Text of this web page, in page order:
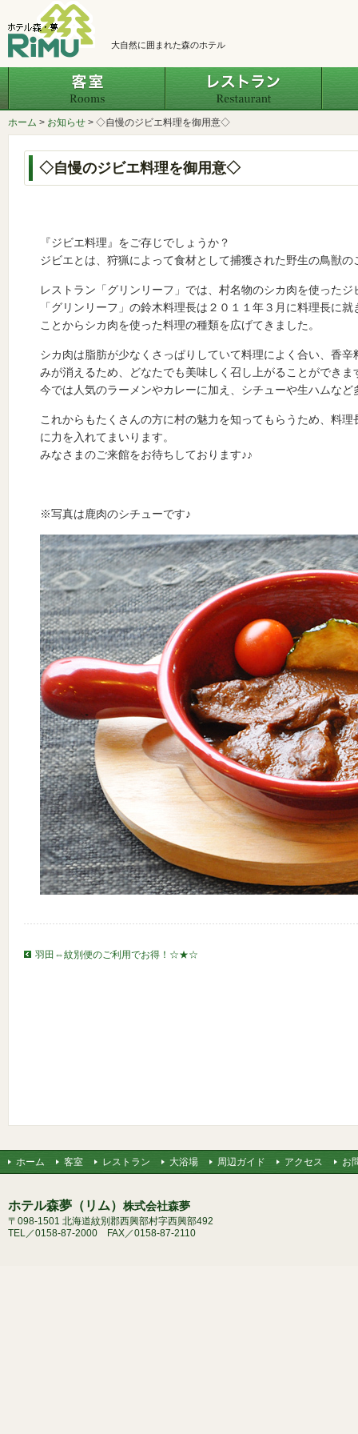
大自然に囲まれた森のホテル
客室 レスト
ホーム > お知らせ > ◇自慢のジビエ料理を御用意◇
◇自慢のジビエ料理を御用意◇
『ジビエ料理』をご存じでしょうか？
ジビエとは、狩猟によって食材として捕獲された野生の鳥獣の
レストラン「グリンリーフ」では、村名物のシカ肉を使った
「グリンリーフ」の鈴木料理長は２０１１年３月に料理長に
ことからシカ肉を使った料理の種類を広げてきました。
シカ肉は脂肪が少なくさっぱりしていて料理によく合い、香
みが消えるため、どなたでも美味しく召し上がることができま
今では人気のラーメンやカレーに加え、シチューや生ハムな
これからもたくさんの方に村の魅力を知ってもらうため、料
に力を入れてまいります。
みなさまのご来館をお待ちしております♪♪
※写真は鹿肉のシチューです♪
羽田⇔紋別便のご利用でお得！☆★☆
ホーム 客室 レストラン 大浴場 周辺ガイド アクセス お
ホテル森夢（リム） 株式会社森夢
〒098-1501 北海道紋別郡西興部村字西興部492
TEL／0158-87-2000 FAX／0158-87-2110